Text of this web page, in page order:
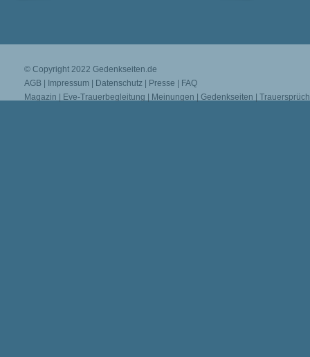
© Copyright 2022 Gedenkseiten.de
AGB
Impressum Datenschutz Presse
FAQ
Magazin
Eve-Trauerbegleitung Meinungen Gedenkseiten